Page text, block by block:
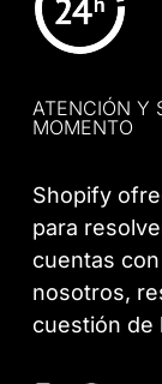
ATENCIÓN Y
MOMENTO
Shopify
para
cuentas
nosotros,
cuestión de